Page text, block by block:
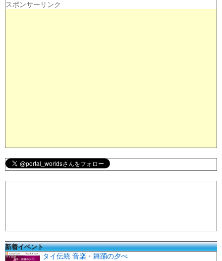
スポンサーリンク
新着イベント
タイ伝統 音楽・舞踊の夕べ